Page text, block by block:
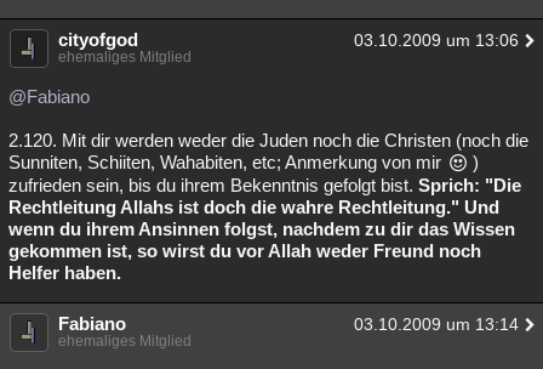
cityofgod 03.10.2009 um 13:06
ehemaliges Mitglied
@Fabiano
2.120. Mit dir werden weder die Juden noch die Christen (noch die
Sunniten, Schiiten, Wahabiten, etc; Anmerkung von mir
)
zufrieden sein, bis du ihrem Bekenntnis gefolgt bist. Sprich: "Die
Rechtleitung Allahs ist doch die wahre Rechtleitung." Und
wenn du ihrem Ansinnen folgst, nachdem zu dir das Wissen
gekommen ist, so wirst du vor Allah weder Freund noch
Helfer haben.
Fabiano 03.10.2009 um 13:14
ehemaliges Mitglied